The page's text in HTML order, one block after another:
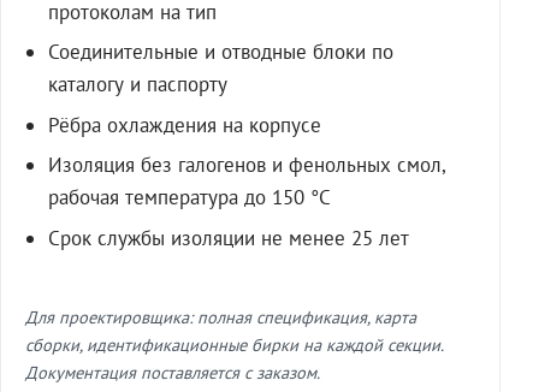
протоколам на тип
Соединительные и отводные блоки по
каталогу и паспорту
Рёбра охлаждения на корпусе
Изоляция без галогенов и фенольных смол,
рабочая температура до 150 °C
Срок службы изоляции не менее 25 лет
Для проектировщика: полная спецификация, карта
сборки, идентификационные бирки на каждой секции.
Документация поставляется с заказом.